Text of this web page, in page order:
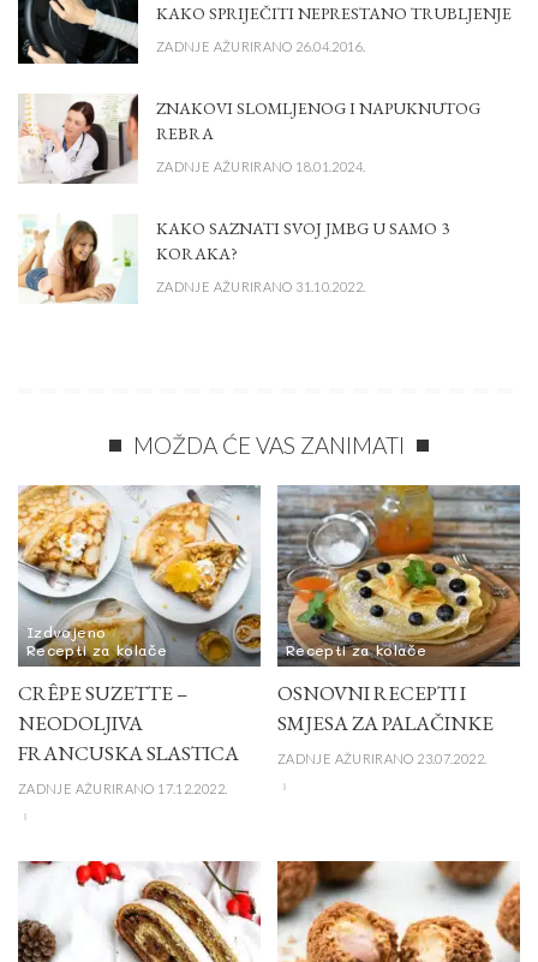
KAKO SPRIJEČITI NEPRESTANO TRUBLJENJE
ZADNJE AŽURIRANO 26.04.2016.
ZNAKOVI SLOMLJENOG I NAPUKNUTOG
REBRA
ZADNJE AŽURIRANO 18.01.2024.
KAKO SAZNATI SVOJ JMBG U SAMO 3
KORAKA?
ZADNJE AŽURIRANO 31.10.2022.
MOŽDA ĆE VAS ZANIMATI
Izdvojeno
Recepti za kolače
CRÊPE SUZETTE –
NEODOLJIVA
FRANCUSKA SLASTICA
ZADNJE AŽURIRANO 17.12.2022.
Recepti za kolače
OSNOVNI RECEPTI I
SMJESA ZA PALAČINKE
ZADNJE AŽURIRANO 23.07.2022.